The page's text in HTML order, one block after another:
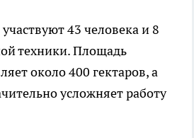
43 человека и 8
техники. Площадь
около 400 гектаров, а
усложняет работу